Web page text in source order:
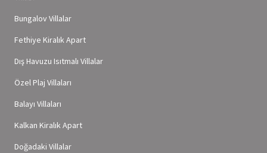
Bungalov Villalar
Fethiye Kiralık Apart
Dış Havuzu Isıtmalı Villalar
Özel Plaj Villaları
Balayı Villaları
Kalkan Kiralık Apart
Doğadaki Villalar